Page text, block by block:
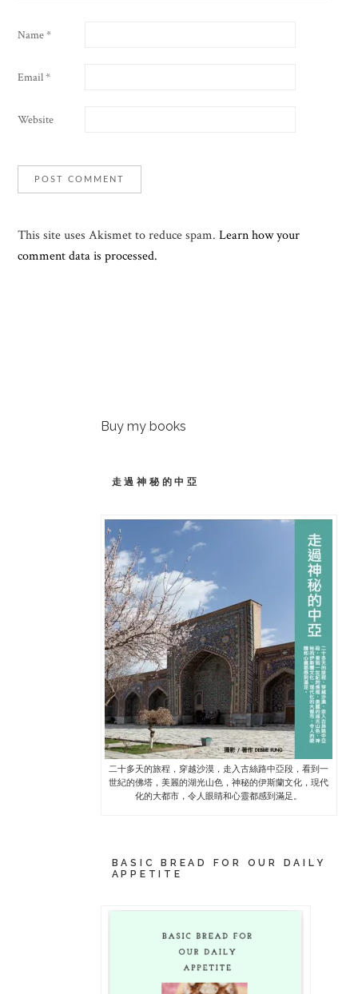
Name*
Email*
Website
This site uses Akismet to reduce spam.Learn how your
comment data is processed.
Buy my books
走過神秘的中亞
二十多天的旅程，穿越沙漠，走入古絲路中亞段，看到一
世紀的佛塔，美麗的湖光山色，神秘的伊斯蘭文化，現代
化的大都市，令人眼睛和心靈都感到滿足。
BASIC BREAD FOR OUR DAILY
APPETITE